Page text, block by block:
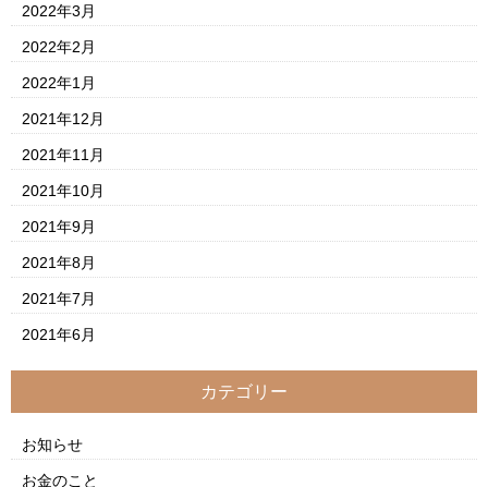
2022年3月
2022年2月
2022年1月
2021年12月
2021年11月
2021年10月
2021年9月
2021年8月
2021年7月
2021年6月
カテゴリー
お知らせ
お金のこと